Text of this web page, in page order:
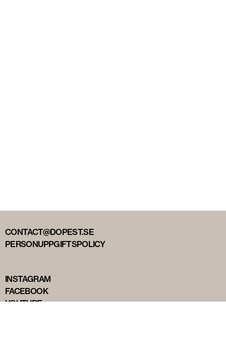
CONTACT@DOPEST.SE
PERSONUPPGIFTSPOLICY
INSTAGRAM
FACEBOOK
YOUTUBE